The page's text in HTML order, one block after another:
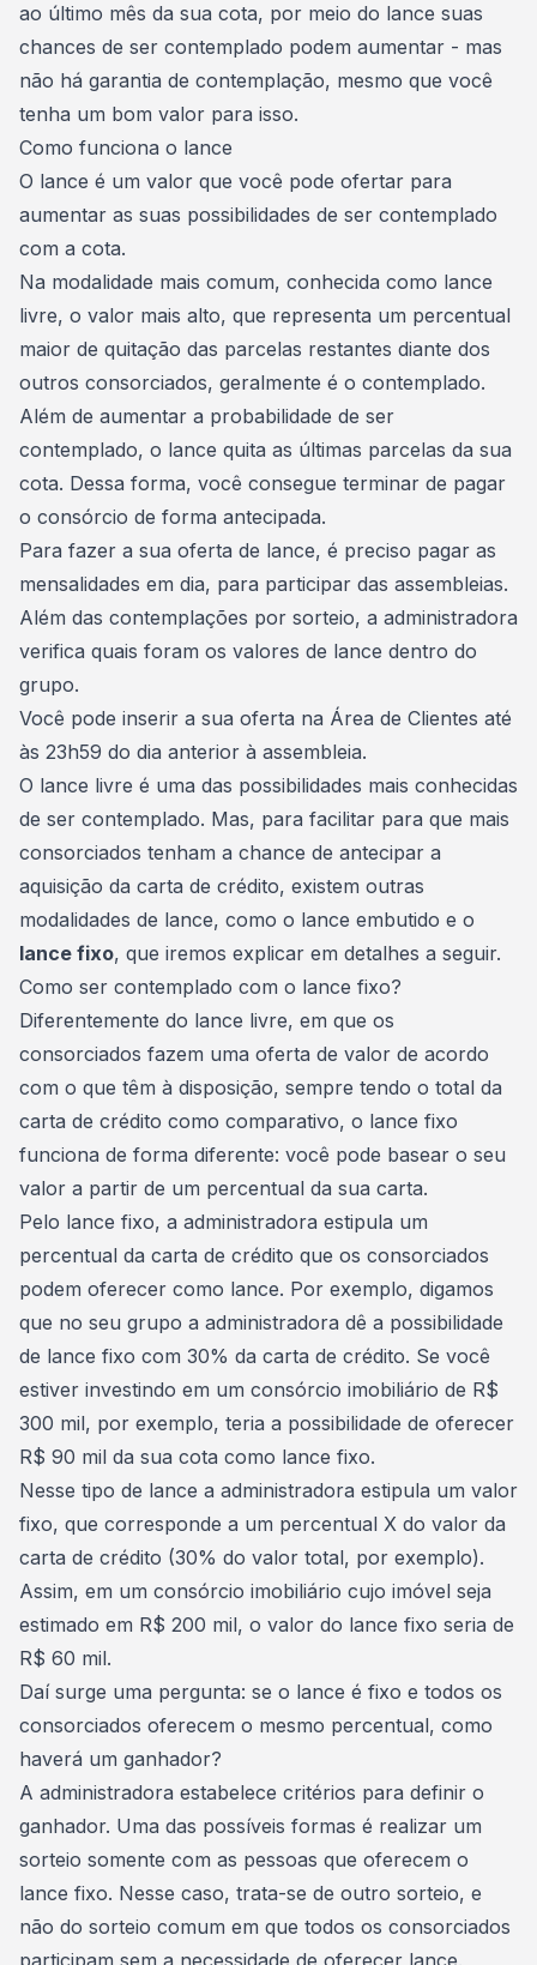
ao último mês da sua cota, por meio do lance suas
chances de ser contemplado podem aumentar - mas
não há garantia de contemplação, mesmo que você
tenha um bom valor para isso.
Como funciona o lance
O lance é um valor que você pode ofertar para
aumentar as suas possibilidades de ser contemplado
com a cota.
Na modalidade mais comum, conhecida como lance
livre, o valor mais alto, que representa um percentual
maior de quitação das parcelas restantes diante dos
outros consorciados, geralmente é o contemplado.
Além de aumentar a probabilidade de ser
contemplado, o lance quita as últimas parcelas da sua
cota. Dessa forma, você consegue terminar de pagar
o consórcio de forma antecipada.
Para fazer a sua oferta de lance, é preciso pagar as
mensalidades em dia, para participar das assembleias.
Além das contemplações por sorteio, a administradora
verifica quais foram os valores de lance dentro do
grupo.
Você pode inserir a sua oferta na Área de Clientes até
às 23h59 do dia anterior à assembleia.
O lance livre é uma das possibilidades mais conhecidas
de ser contemplado. Mas, para facilitar para que mais
consorciados tenham a chance de antecipar a
aquisição da carta de crédito, existem outras
modalidades de lance, como o lance embutido e o
lance fixo, que iremos explicar em detalhes a seguir.
Como ser contemplado com o lance fixo?
Diferentemente do lance livre, em que os
consorciados fazem uma oferta de valor de acordo
com o que têm à disposição, sempre tendo o total da
carta de crédito como comparativo, o lance fixo
funciona de forma diferente: você pode basear o seu
valor a partir de um percentual da sua carta.
Pelo lance fixo, a administradora estipula um
percentual da carta de crédito que os consorciados
podem oferecer como lance. Por exemplo, digamos
que no seu grupo a administradora dê a possibilidade
de lance fixo com 30% da carta de crédito. Se você
estiver investindo em um consórcio imobiliário de R$
300 mil, por exemplo, teria a possibilidade de oferecer
R$ 90 mil da sua cota como lance fixo.
Nesse tipo de lance a administradora estipula um valor
fixo, que corresponde a um percentual X do valor da
carta de crédito (30% do valor total, por exemplo).
Assim, em um consórcio imobiliário cujo imóvel seja
estimado em R$ 200 mil, o valor do lance fixo seria de
R$ 60 mil.
Daí surge uma pergunta: se o lance é fixo e todos os
consorciados oferecem o mesmo percentual, como
haverá um ganhador?
A administradora estabelece critérios para definir o
ganhador. Uma das possíveis formas é realizar um
sorteio somente com as pessoas que oferecem o
lance fixo. Nesse caso, trata-se de outro sorteio, e
não do sorteio comum em que todos os consorciados
participam sem a necessidade de oferecer lance.